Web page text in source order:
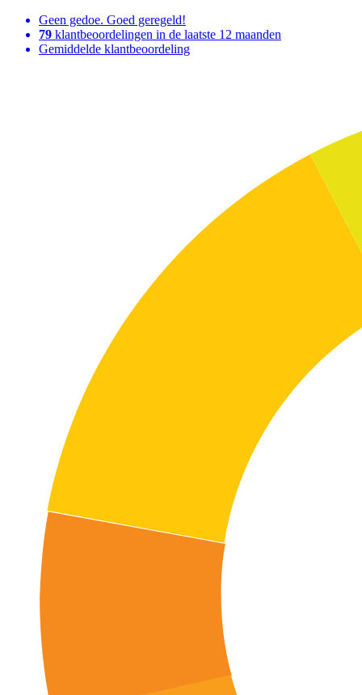
Geen gedoe. Goed geregeld!
79 klantbeoordelingen in de laatste 12 maanden
Gemiddelde klantbeoordeling